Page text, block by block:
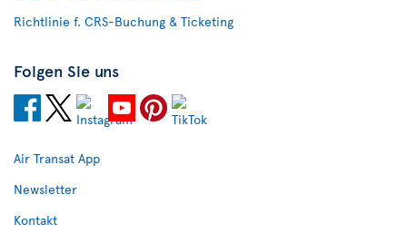
Richtlinie f. CRS-Buchung & Ticketing
Folgen Sie uns
Air Transat App
Newsletter
Kontakt